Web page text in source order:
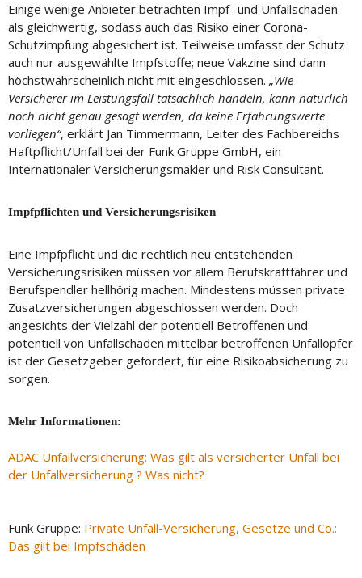
Einige wenige Anbieter betrachten Impf- und Unfallschäden
als gleichwertig, sodass auch das Risiko einer Corona-
Schutzimpfung abgesichert ist. Teilweise umfasst der Schutz
auch nur ausgewählte Impfstoffe; neue Vakzine sind dann
höchstwahrscheinlich nicht mit eingeschlossen. „Wie
Versicherer im Leistungsfall tatsächlich handeln, kann natürlich
noch nicht genau gesagt werden, da keine Erfahrungswerte
vorliegen“, erklärt Jan Timmermann, Leiter des Fachbereichs
Haftpflicht/Unfall bei der Funk Gruppe GmbH, ein
Internationaler Versicherungsmakler und Risk Consultant.
Impfpflichten und Versicherungsrisiken
Eine Impfpflicht und die rechtlich neu entstehenden
Versicherungsrisiken müssen vor allem Berufskraftfahrer und
Berufspendler hellhörig machen. Mindestens müssen private
Zusatzversicherungen abgeschlossen werden. Doch
angesichts der Vielzahl der potentiell Betroffenen und
potentiell von Unfallschäden mittelbar betroffenen Unfallopfer
ist der Gesetzgeber gefordert, für eine Risikoabsicherung zu
sorgen.
Mehr Informationen:
ADAC Unfallversicherung: Was gilt als versicherter Unfall bei
der Unfallversicherung ? Was nicht?
Funk Gruppe: Private Unfall-Versicherung, Gesetze und Co.:
Das gilt bei Impfschäden